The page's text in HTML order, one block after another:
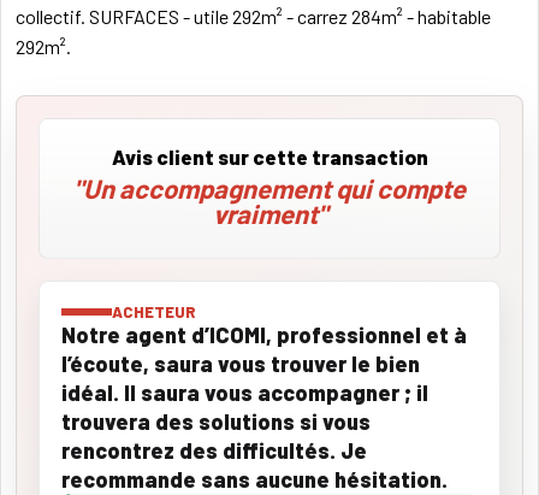
collectif. SURFACES - utile 292m² - carrez 284m² - habitable
292m².
Avis client sur cette transaction
"Un accompagnement qui compte
vraiment"
ACHETEUR
Notre agent d’ICOMI, professionnel et à
l’écoute, saura vous trouver le bien
idéal. Il saura vous accompagner ; il
trouvera des solutions si vous
rencontrez des difficultés. Je
recommande sans aucune hésitation.